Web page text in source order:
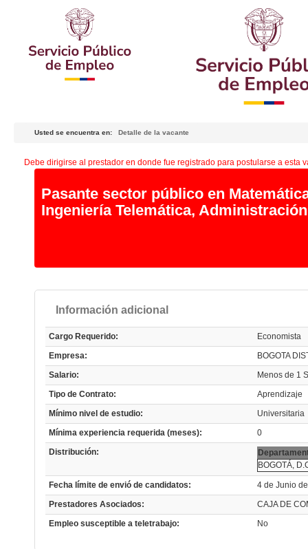
Usted se encuentra en: Detalle de la vacante
Debe dirigirse al prestador en donde fue registrado para postularse a esta
Pasante sector público en
Ingeniería Telemática,
Información adicional
Cargo Requerido:
Economista
Empresa:
BOGOTA
Salario:
Menos de 1
Tipo de Contrato:
Aprendizaje
Mínimo nivel de estudio:
Universitaria
Mínima experiencia requerida (meses):
0
Distribución:
BOGOTÁ,
Fecha límite de envió de candidatos:
4 de Junio
Prestadores Asociados:
CAJA DE
Empleo susceptible a teletrabajo:
No